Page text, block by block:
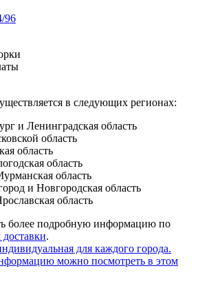
96
в следующих регионах:
и Ленинградская область
область
область
область
область
и Новгородская область
область
более подробную информацию по
.
для каждого города.
можно посмотреть в этом